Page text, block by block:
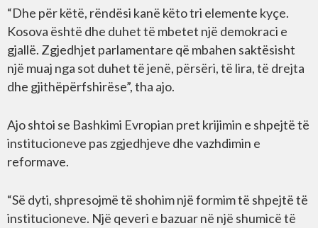
“Dhe për këtë, rëndësi kanë këto tri elemente kyçe.
Kosova është dhe duhet të mbetet një demokraci e
gjallë. Zgjedhjet parlamentare që mbahen saktësisht
një muaj nga sot duhet të jenë, përsëri, të lira, të drejta
dhe gjithëpërfshirëse”, tha ajo.
Ajo shtoi se Bashkimi Evropian pret krijimin e shpejtë të
institucioneve pas zgjedhjeve dhe vazhdimin e
reformave.
“Së dyti, shpresojmë të shohim një formim të shpejtë të
institucioneve. Një qeveri e bazuar në një shumicë të